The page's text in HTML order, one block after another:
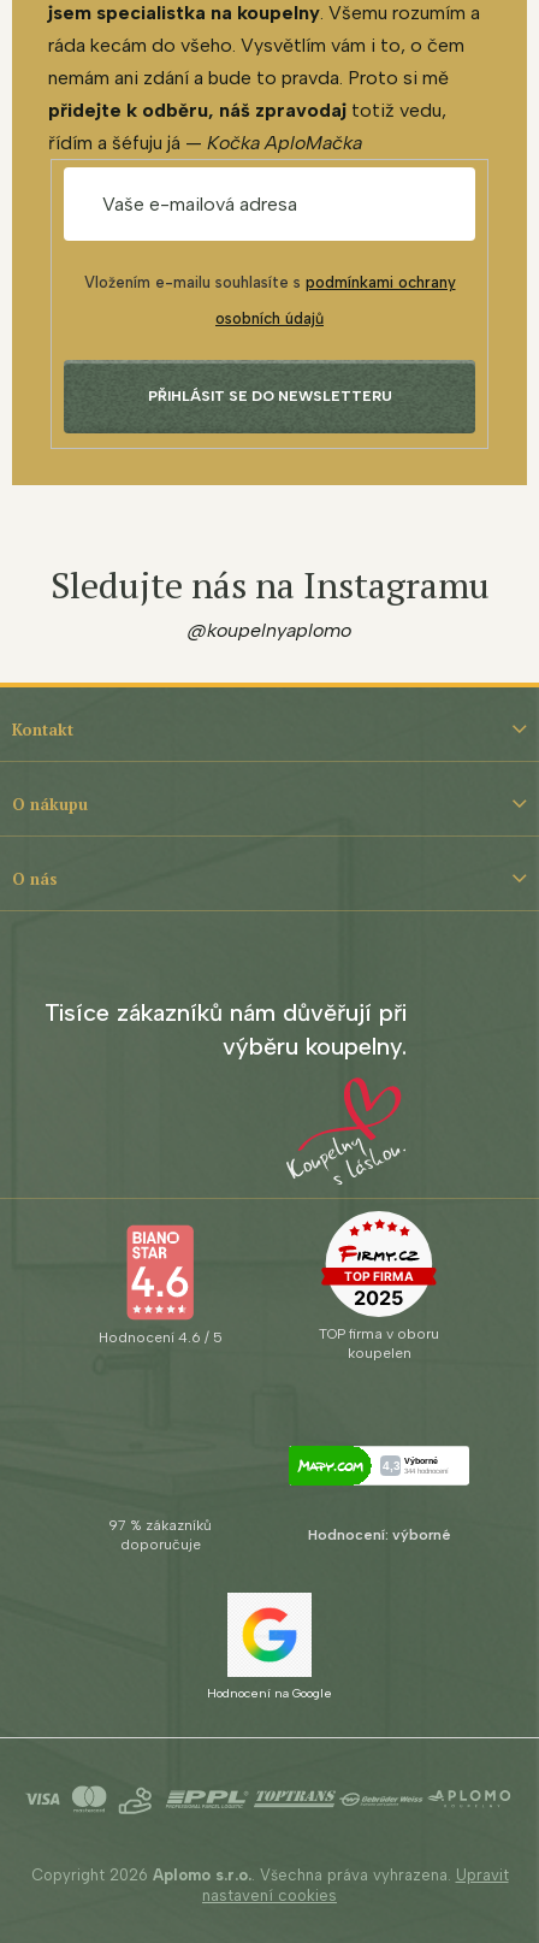
jsem specialistka na koupelny. Všemu rozumím a
ráda kecám do všeho. Vysvětlím vám i to, o čem
nemám ani zdání a bude to pravda. Proto si mě
přidejte k odběru, náš zpravodaj totiž vedu,
řídím a šéfuju já — Kočka AploMačka
Vložením e-mailu souhlasíte s podmínkami ochrany
osobních údajů
PŘIHLÁSIT SE DO NEWSLETTERU
Sledujte nás na Instagramu
@koupelnyaplomo
Z
í
Kontakt
O nákupu
O nás
Tisíce zákazníků nám důvěřují při
výběru koupelny.
Hodnocení 4.6 / 5
TOP firma v oboru
koupelen
97 % zákazníků
doporučuje
Hodnocení: výborné
Hodnocení na Google
Copyright 2026 Aplomo s.r.o.. Všechna práva vyhrazena. Upravit
nastavení cookies